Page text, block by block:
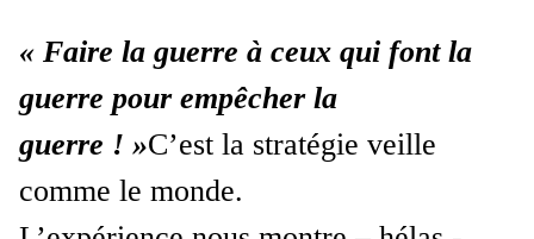
« Faire la guerre à ceux qui font la
guerre pour empêcher la
guerre ! »C’est la stratégie veille
comme le monde.